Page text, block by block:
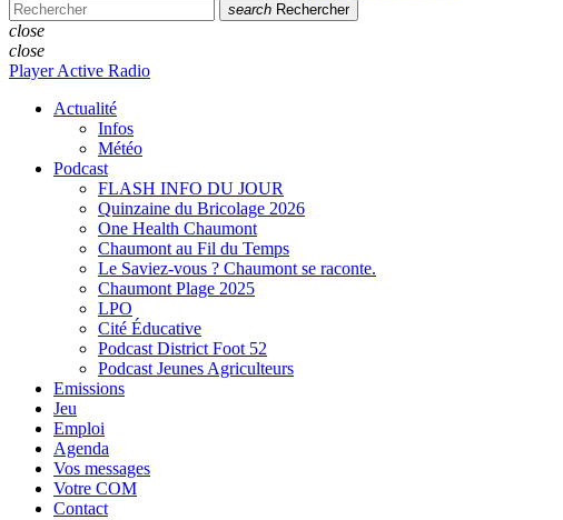
search Rechercher
close
close
Player Active Radio
Actualité
Infos
Météo
Podcast
FLASH INFO DU JOUR
Quinzaine du Bricolage 2026
One Health Chaumont
Chaumont au Fil du Temps
Le Saviez-vous ? Chaumont se raconte.
Chaumont Plage 2025
LPO
Cité Éducative
Podcast District Foot 52
Podcast Jeunes Agriculteurs
Emissions
Jeu
Emploi
Agenda
Vos messages
Votre COM
Contact